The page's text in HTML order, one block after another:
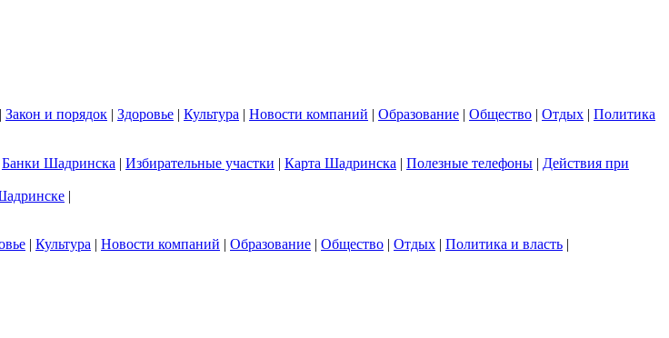
| Закон и порядок | Здоровье | Культура | Новости компаний | Образование | Общество | Отдых | Политика
Банки Шадринска | Избирательные участки | Карта Шадринска | Полезные телефоны | Действия при
|
| Культура | Новости компаний | Образование | Общество | Отдых | Политика и власть |